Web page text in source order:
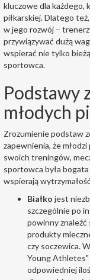
kluczowe dla każdego,
piłkarskiej. Dlatego
w jego rozwój –
przywiązywać dużą
wspierać nie tylko
sportowca.
Podstawy
młodych
Zrozumienie podstaw
zapewnienia, że
swoich treningów,
sportowca była
wspierają
Białko jest
szczególnie po
powinny znaleźć
produkty
czy soczewica.
Young
odpowiedniej